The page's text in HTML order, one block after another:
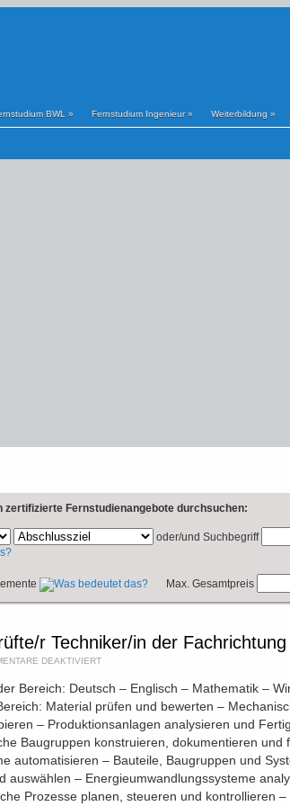
BWL » Fernstudium Ingenieur» Weiterbildung »
zertifizierte Fernstudienangebote durchsuchen:
oder/und Suchbegriff
Max. Gesamtpreis
r Techniker/in der
DEAKTIVIERT
Bereich: Deutsch – Englisch – Mathematik –
Material prüfen und bewerten –
– Produktionsanlagen analysieren und
Baugruppen konstruieren, dokumentieren
automatisieren – Bauteile, Baugruppen und
auswählen – Energieumwandlungssysteme
Prozesse planen, steueren und kontrollieren